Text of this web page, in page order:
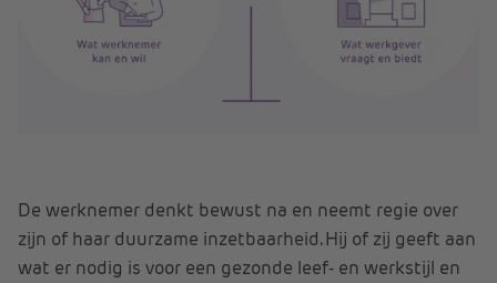
De werknemer denkt bewust na en neemt regie over
zijn of haar duurzame inzetbaarheid. Hij of zij geeft aan
wat er nodig is voor een gezonde leef- en werkstijl en